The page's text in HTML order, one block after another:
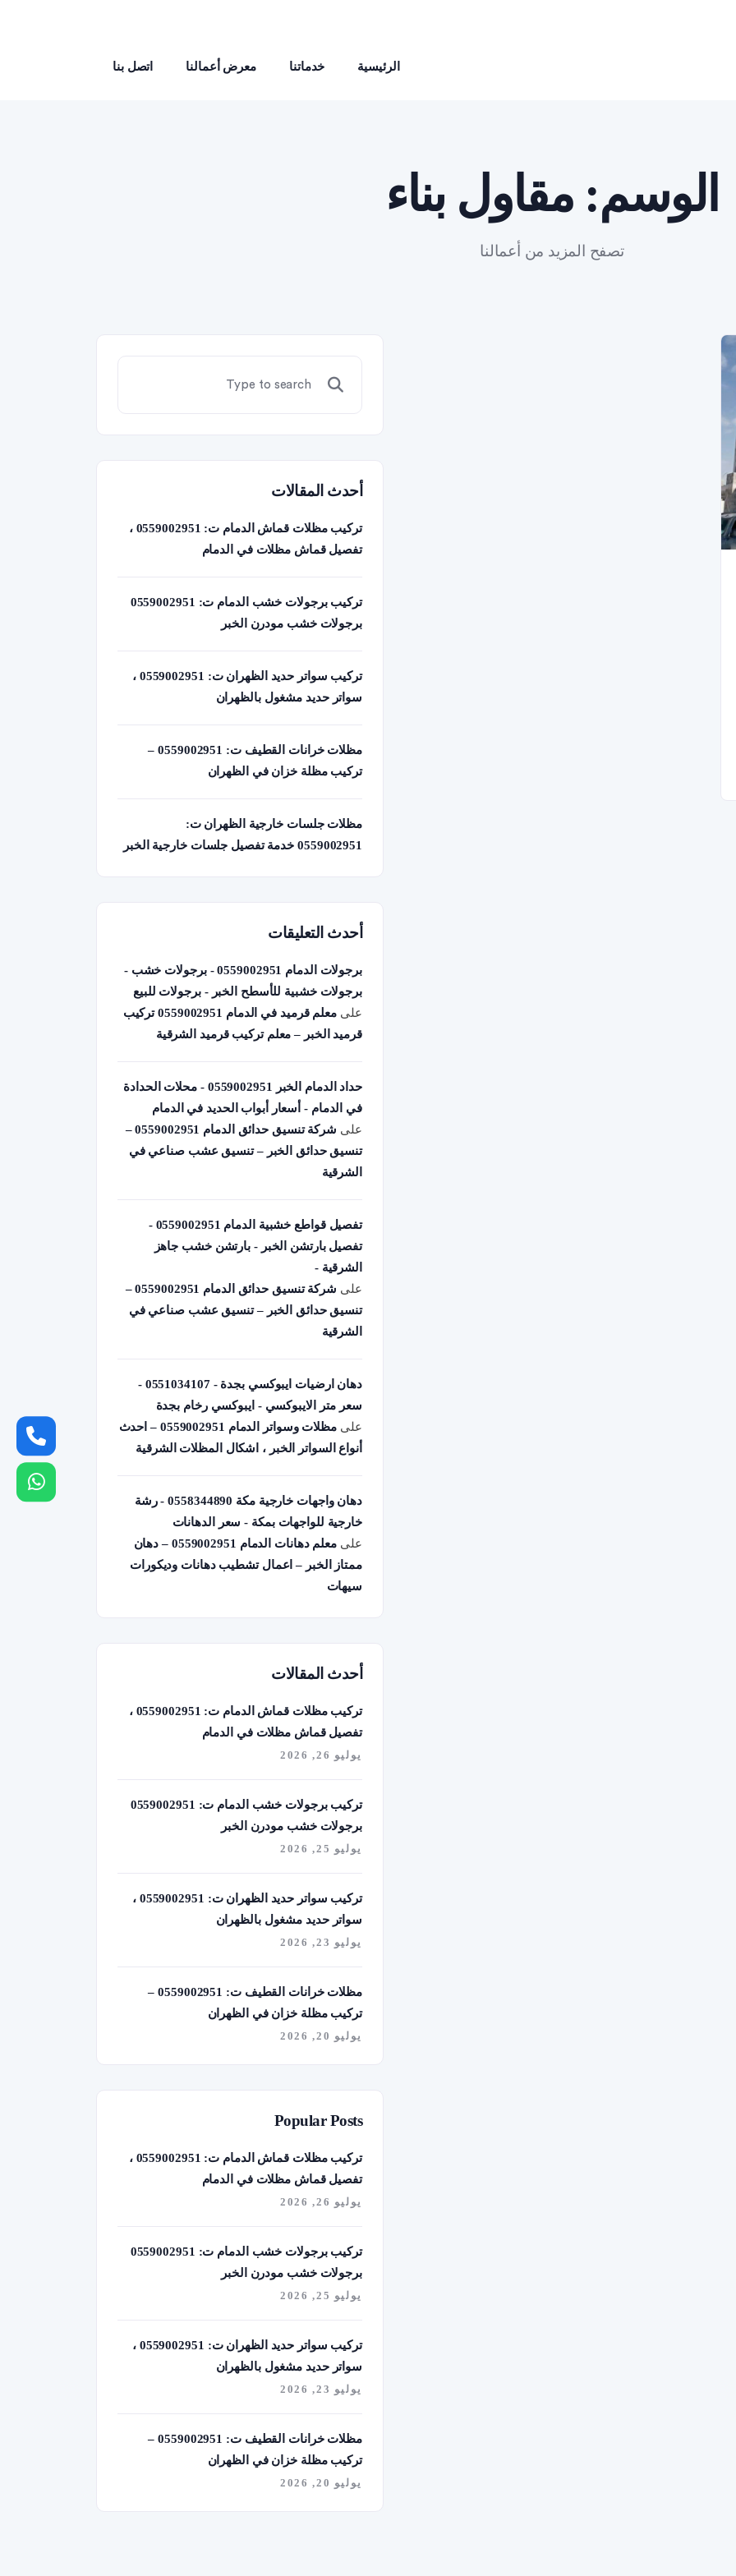
الرئيسية خدماتنا معرض أعمالنا اتصل بنا
الوسم: مقاول بناء
تصفح المزيد من أعمالنا
أحدث المقالات
تركيب مظلات قماش الدمام ت: 0559002951 ،
تفصيل قماش مظلات في الدمام
تركيب برجولات خشب الدمام ت: 0559002951
برجولات خشب مودرن الخبر
تركيب سواتر حديد الظهران ت: 0559002951 ،
سواتر حديد مشغول بالظهران
مظلات خرانات القطيف ت: 0559002951 –
تركيب مظلة خزان في الظهران
مظلات جلسات خارجية الظهران ت:
0559002951 خدمة تفصيل جلسات خارجية الخبر
أحدث التعليقات
برجولات الدمام 0559002951 - برجولات خشب -
برجولات خشبية للأسطح الخبر - برجولات للبيع
على
معلم قرميد في الدمام 0559002951 تركيب
قرميد الخبر – معلم تركيب قرميد الشرقية
حداد الدمام الخبر 0559002951 - محلات الحدادة
في الدمام - أسعار أبواب الحديد في الدمام
على
شركة تنسيق حدائق الدمام 0559002951 –
تنسيق حدائق الخبر – تنسيق عشب صناعي في
الشرقية
تفصيل قواطع خشبية الدمام 0559002951 -
تفصيل بارتشن الخبر - بارتشن خشب جاهز
الشرقية -
على
شركة تنسيق حدائق الدمام 0559002951 –
تنسيق حدائق الخبر – تنسيق عشب صناعي في
الشرقية
دهان ارضيات ايبوكسي بجدة - 0551034107 -
سعر متر الايبوكسي - ايبوكسي رخام بجدة
على
مظلات وسواتر الدمام 0559002951 – احدث
أنواع السواتر الخبر ، اشكال المظلات الشرقية
دهان واجهات خارجية مكة 0558344890 - رشة
خارجية للواجهات بمكة - سعر الدهانات
على
معلم دهانات الدمام 0559002951 – دهان
ممتاز الخبر – اعمال تشطيب دهانات وديكورات
سيهات
أحدث المقالات
تركيب مظلات قماش الدمام ت: 0559002951 ،
تفصيل قماش مظلات في الدمام
يوليو 26, 2026
تركيب برجولات خشب الدمام ت: 0559002951
برجولات خشب مودرن الخبر
يوليو 25, 2026
تركيب سواتر حديد الظهران ت: 0559002951 ،
سواتر حديد مشغول بالظهران
يوليو 23, 2026
مظلات خرانات القطيف ت: 0559002951 –
تركيب مظلة خزان في الظهران
يوليو 20, 2026
Popular Posts
تركيب مظلات قماش الدمام ت: 0559002951 ،
تفصيل قماش مظلات في الدمام
يوليو 26, 2026
تركيب برجولات خشب الدمام ت: 0559002951
برجولات خشب مودرن الخبر
يوليو 25, 2026
تركيب سواتر حديد الظهران ت: 0559002951 ،
سواتر حديد مشغول بالظهران
يوليو 23, 2026
مظلات خرانات القطيف ت: 0559002951 –
تركيب مظلة خزان في الظهران
يوليو 20, 2026